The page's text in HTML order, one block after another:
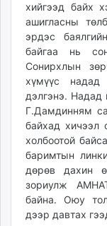
хийгээд байх
ашигласны
эрдэс
байгаа нь
Сонирхлын
хүмүүс надад
дэлгэнэ. Надад
Г.Дамдинням
байхад хичээл
холбоотой
баримтын
дөрөв дахин
зориулж
байна. Оюу
дээр давтах